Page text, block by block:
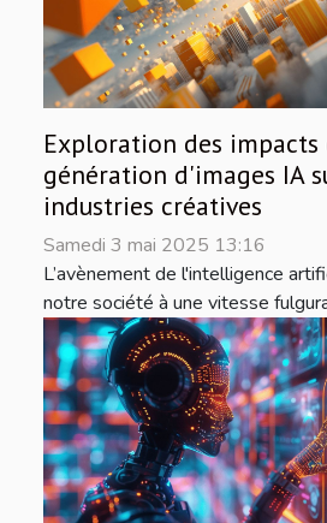
Exploration des impacts
génération d'images IA
industries créatives
Samedi 3 mai 2025 13:16
L’avènement de l'intelligence
notre société à une vitesse